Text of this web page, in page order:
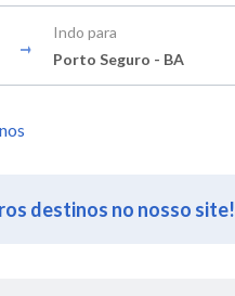
Indo para
Porto Seguro - BA
destinos no nosso site!